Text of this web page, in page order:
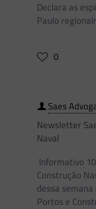
Declara as
Paulo
0
Saes
Newsletter
Naval
Informativo
Construção
dessa
Portos e